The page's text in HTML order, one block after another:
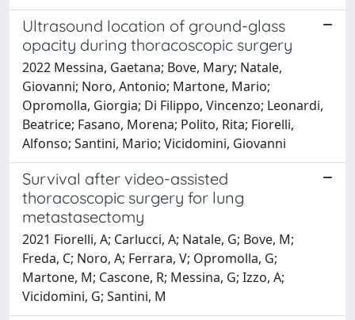
Ultrasound location of ground-glass
opacity during thoracoscopic surgery
2022 Messina, Gaetana; Bove, Mary; Natale,
Giovanni; Noro, Antonio; Martone, Mario;
Opromolla, Giorgia; Di Filippo, Vincenzo; Leonardi,
Beatrice; Fasano, Morena; Polito, Rita; Fiorelli,
Alfonso; Santini, Mario; Vicidomini, Giovanni
Survival after video-assisted
thoracoscopic surgery for lung
metastasectomy
2021 Fiorelli, A; Carlucci, A; Natale, G; Bove, M;
Freda, C; Noro, A; Ferrara, V; Opromolla, G;
Martone, M; Cascone, R; Messina, G; Izzo, A;
Vicidomini, G; Santini, M